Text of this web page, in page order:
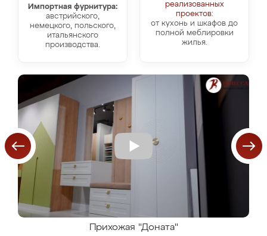
Импортная фурнитура:
австрийского,
немецкого, польского,
итальянского
производства.
реализованных
проектов:
от кухонь и шкафов до
полной меблировки
жилья.
Прихожая "Доната"